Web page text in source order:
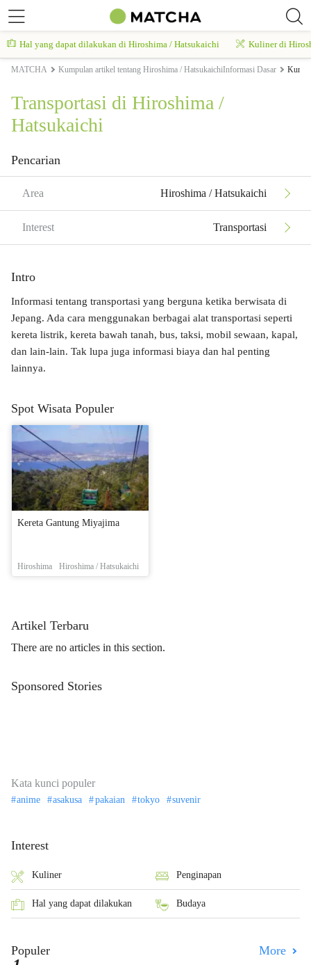
Hal yang dapat dilakukan di Hiroshima / Hatsukaichi Kuliner di
MATCHA Kumpulan artikel tentang Hiroshima / HatsukaichiInformasi Dasar
Transportasi di Hiroshima /
Hatsukaichi
Pencarian
Area Hiroshima / Hatsukaichi
Interest Transportasi
Intro
Informasi tentang transportasi yang berguna ketika berwisata di
Jepang. Ada cara menggunakan berbagai alat transportasi seperti
kereta listrik, kereta bawah tanah, bus, taksi, mobil sewaan, kapal,
dan lain-lain. Tak lupa juga informasi biaya dan hal penting
lainnya.
Spot Wisata Populer
Kereta Gantung Miyajima
Hiroshima Hiroshima / Hatsukaichi
Artikel Terbaru
There are no articles in this section.
Sponsored Stories
Kata kunci populer
anime asakusa pakaian tokyo suvenir
Interest
Kuliner Penginapan
Hal yang dapat dilakukan Budaya
Populer More